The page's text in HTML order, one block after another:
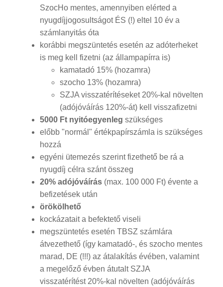
SzocHo mentes, amennyiben elérted a
nyugdíjjogosultságot ÉS (!) eltel 10 év a
számlanyitás óta
korábbi megszüntetés esetén az adóterheket
is meg kell fizetni (az állampapírra is)
kamatadó 15% (hozamra)
szocho 13% (hozamra)
SZJA visszatérítéseket 20%-kal növelten
(adójóváírás 120%-át) kell visszafizetni
5000 Ft nyitóegyenleg szükséges
előbb "normál" értékpapírszámla is szükséges
hozzá
egyéni ütemezés szerint fizethető be rá a
nyugdíj célra szánt összeg
20% adójóváírás (max. 100 000 Ft) évente a
befizetések után
örökölhető
kockázatait a befektető viseli
megszüntetés esetén TBSZ számlára
átvezethető (így kamatadó-, és szocho mentes
marad, DE (!!!) az átalakítás évében, valamint
a megelőző évben átutalt SZJA
visszatérítést 20%-kal növelten (adójóváírás